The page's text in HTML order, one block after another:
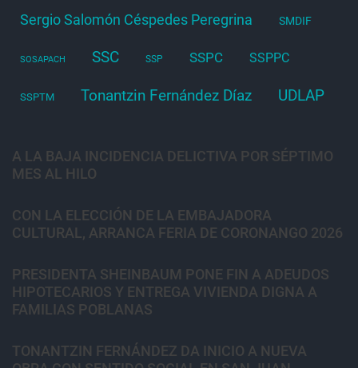
Sergio Salomón Céspedes Peregrina SMDIF
SOSAPACH SSC SSP SSPC SSPPC
SSPTM Tonantzin Fernández Díaz UDLAP
A LA BAJA INCIDENCIA DELICTIVA POR SÉPTIMO
MES AL HILO
CON LA ELECCIÓN DE LA EMBAJADORA
CULTURAL, ARRANCA FERIA DE CORONANGO 2026
PRESIDENTA SHEINBAUM PONE FIN A ADEUDOS
HIPOTECARIOS Y ENTREGA VIVIENDA DIGNA A
FAMILIAS POBLANAS
TONANTZIN FERNÁNDEZ DA INICIO A NUEVA